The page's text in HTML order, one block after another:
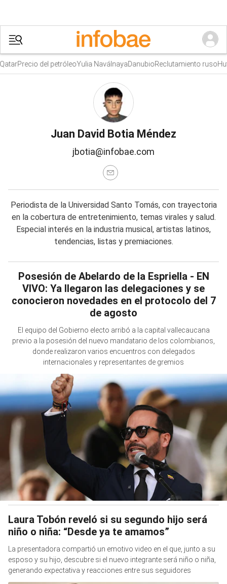
Precio del petróleoYulia NaválnayaDanubioReclutamiento ruso
Juan David Botia Méndez
jbotia@infobae.com
Periodista de la Universidad Santo Tomás, con trayectoria
en la cobertura de entretenimiento, temas virales y salud.
Especial interés en la industria musical, artistas latinos,
tendencias, listas y premiaciones.
Posesión de Abelardo de la Espriella - EN
VIVO: Ya llegaron las delegaciones y se
conocieron novedades en el protocolo del 7
de agosto
El equipo del Gobierno electo arribó a la capital vallecaucana
previo a la posesión del nuevo mandatario de los colombianos,
donde realizaron varios encuentros con delegados
internacionales y representantes de gremios
Laura Tobón reveló si su segundo hijo será
niño o niña: “Desde ya te amamos”
La presentadora compartió un emotivo video en el que, junto a su
esposo y su hijo, descubre si el nuevo integrante será niño o niña,
generando expectativa y reacciones entre sus seguidores